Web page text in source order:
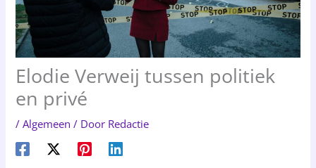
Elodie Verweij tussen politiek
en privé
/Algemeen / Door Redactie